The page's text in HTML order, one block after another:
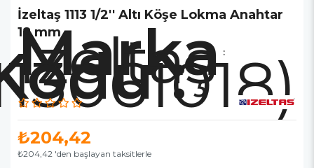
İzeltaş 1113 1/2'' Altı Köşe Lokma Anahtar
18 mm
Marka :
İzeltaş
₺204,42
₺204,42 'den başlayan taksitlerle